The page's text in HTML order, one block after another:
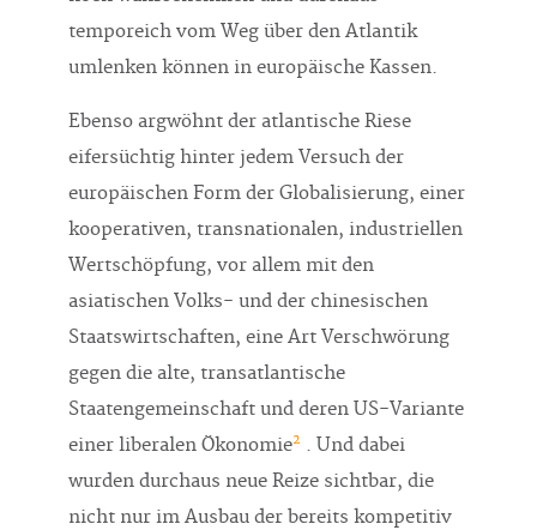
temporeich vom Weg über den Atlantik
umlenken können in europäische Kassen.
Ebenso argwöhnt der atlantische Riese
eifersüchtig hinter jedem Versuch der
europäischen Form der Globalisierung, einer
kooperativen, transnationalen, industriellen
Wertschöpfung, vor allem mit den
asiatischen Volks- und der chinesischen
Staatswirtschaften, eine Art Verschwörung
gegen die alte, transatlantische
Staatengemeinschaft und deren US-Variante
einer liberalen Ökonomie2 . Und dabei
wurden durchaus neue Reize sichtbar, die
nicht nur im Ausbau der bereits kompetitiv